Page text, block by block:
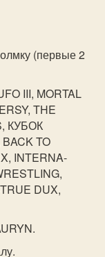
(первые 2
III, MORTAL
THE
КУБОК
TO
INTERNA-
DUX,